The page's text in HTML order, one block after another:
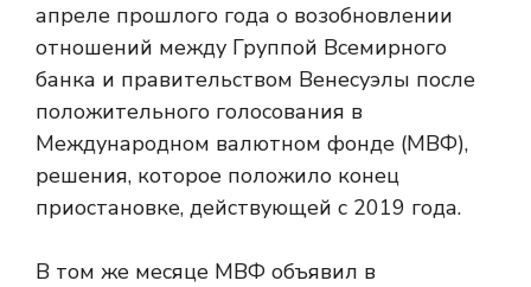
апреле прошлого года о возобновлении
отношений между Группой Всемирного
банка и правительством Венесуэлы после
положительного голосования в
Международном валютном фонде (МВФ),
решения, которое положило конец
приостановке, действующей с 2019 года.
В том же месяце МВФ объявил в